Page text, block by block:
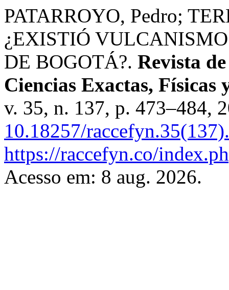
PATARROYO, Pedro;
¿EXISTIÓ
DE BOGOTÁ?. Revista
Ciencias Exactas, Físicas
v. 35, n. 137, p. 473–484,
10.18257/
https://raccefyn.co/
Acesso em: 8 aug. 2026.